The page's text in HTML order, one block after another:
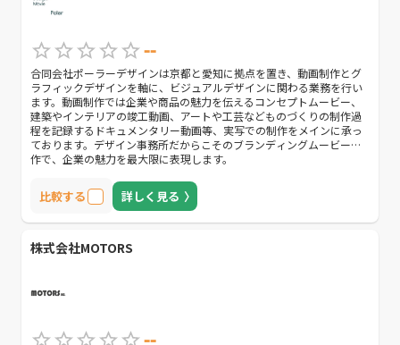
--
合同会社ポーラーデザインは京都と愛知に拠点を置き、動画制作とグ
ラフィックデザインを軸に、ビジュアルデザインに関わる業務を行い
ます。動画制作では企業や商品の魅力を伝えるコンセプトムービー、
建築やインテリアの竣工動画、アートや工芸などものづくりの制作過
程を記録するドキュメンタリー動画等、実写での制作をメインに承っ
ております。デザイン事務所だからこそのブランディングムービー制
作で、企業の魅力を最大限に表現します。
比較する 詳しく見る
株式会社MOTORS
--